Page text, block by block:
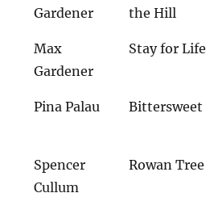
Gardener
the Hill
Max
Gardener
Stay for Life
Pina Palau Bittersweet
Spencer
Cullum
Rowan Tree